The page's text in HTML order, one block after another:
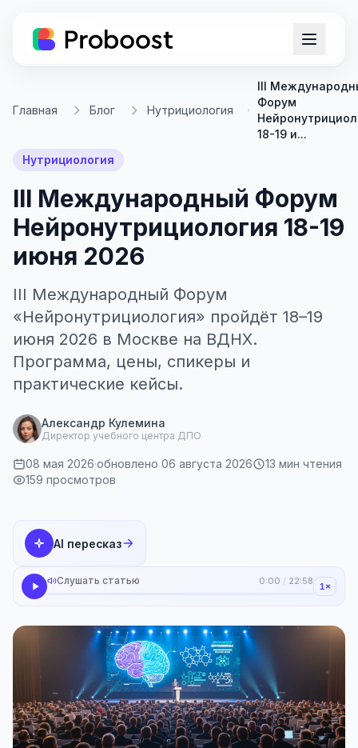
Главная Блог Нутрициология
III
Форум
18-19 и...
Нутрициология
III Международный Форум
Нейронутрициология 18-19
июня 2026
III Международный Форум
«Нейронутрициология» пройдёт 18–19
июня 2026 в Москве на ВДНХ.
Программа, цены, спикеры и
практические кейсы.
Александр Кулемина
Директор учебного центра ДПО
08 мая 2026·обновлено 06 августа 2026
13 мин чтения
159 просмотров
AI пересказ
Слушать статью 0:00 / 22:58 1×